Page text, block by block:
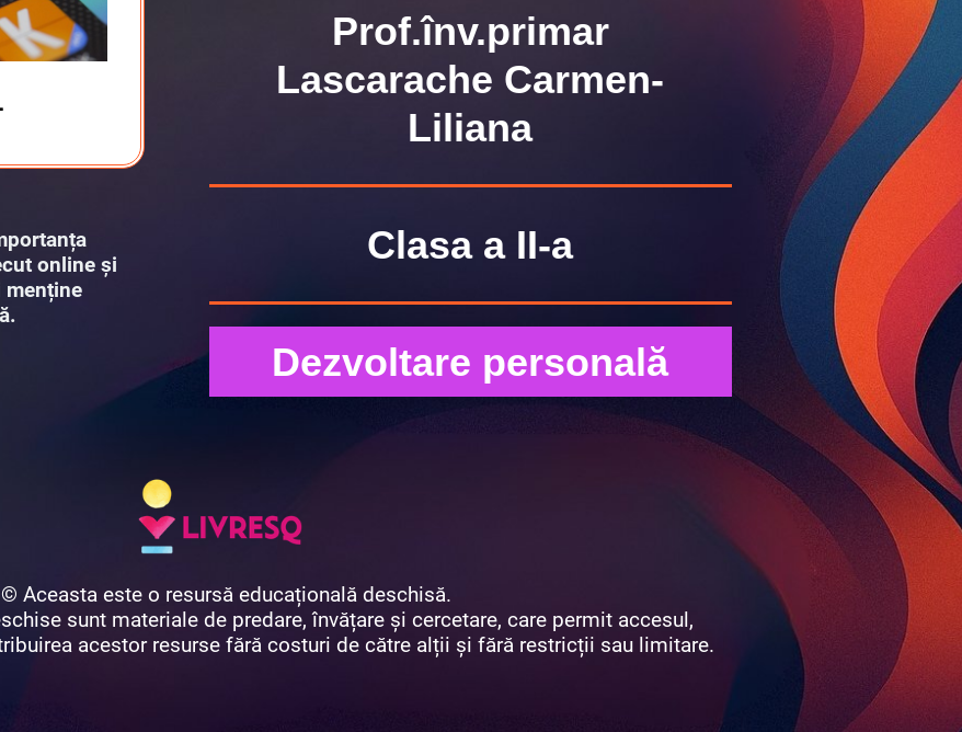
online și
Prof.înv.primar
Lascarache Carmen-
Liliana
Clasa a II-a
Dezvoltare personală
© Aceasta este o resursă educațională deschisă.
sunt materiale de predare, învățare și cercetare, care permit accesul,
acestor resurse fără costuri de către alții și fără restricții sau limitare.